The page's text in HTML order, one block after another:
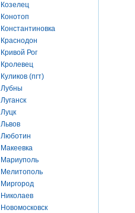
Козелец
Конотоп
Константиновка
Краснодон
Кривой Рог
Кролевец
Куликов (пгт)
Лубны
Луганск
Луцк
Львов
Люботин
Макеевка
Мариуполь
Мелитополь
Миргород
Николаев
Новомосковск